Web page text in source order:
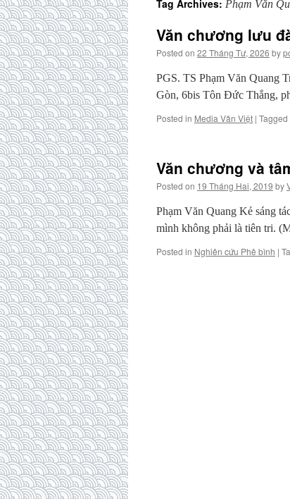
Tag Archives: Phạm Văn
Văn chương lưu
Posted on 22 Tháng Tư, 2026 by
PGS. TS Phạm Văn Quang
Gòn, 6bis Tôn Đức Thắng,
Posted in Media Văn Việt | Tagged
Văn chương và
Posted on 19 Tháng Hai, 2019 by
Phạm Văn Quang Kẻ sáng
mình không phải là tiên tri.
Posted in Nghiên cứu Phê bình |